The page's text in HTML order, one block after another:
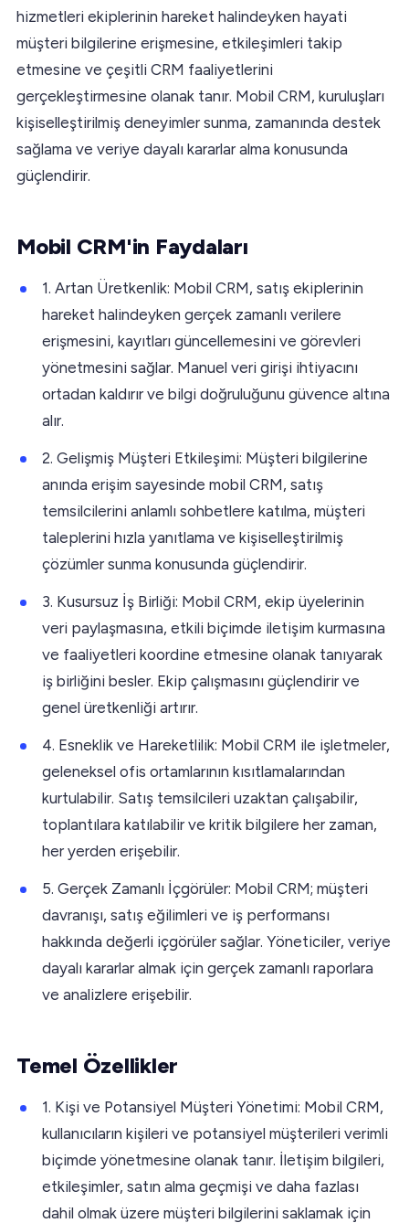
hizmetleri ekiplerinin hareket halindeyken hayati
müşteri bilgilerine erişmesine, etkileşimleri takip
etmesine ve çeşitli CRM faaliyetlerini
gerçekleştirmesine olanak tanır. Mobil CRM, kuruluşları
kişiselleştirilmiş deneyimler sunma, zamanında destek
sağlama ve veriye dayalı kararlar alma konusunda
güçlendirir.
Mobil CRM'in Faydaları
1. Artan Üretkenlik: Mobil CRM, satış ekiplerinin
hareket halindeyken gerçek zamanlı verilere
erişmesini, kayıtları güncellemesini ve görevleri
yönetmesini sağlar. Manuel veri girişi ihtiyacını
ortadan kaldırır ve bilgi doğruluğunu güvence altına
alır.
2. Gelişmiş Müşteri Etkileşimi: Müşteri bilgilerine
anında erişim sayesinde mobil CRM, satış
temsilcilerini anlamlı sohbetlere katılma, müşteri
taleplerini hızla yanıtlama ve kişiselleştirilmiş
çözümler sunma konusunda güçlendirir.
3. Kusursuz İş Birliği: Mobil CRM, ekip üyelerinin
veri paylaşmasına, etkili biçimde iletişim kurmasına
ve faaliyetleri koordine etmesine olanak tanıyarak
iş birliğini besler. Ekip çalışmasını güçlendirir ve
genel üretkenliği artırır.
4. Esneklik ve Hareketlilik: Mobil CRM ile işletmeler,
geleneksel ofis ortamlarının kısıtlamalarından
kurtulabilir. Satış temsilcileri uzaktan çalışabilir,
toplantılara katılabilir ve kritik bilgilere her zaman,
her yerden erişebilir.
5. Gerçek Zamanlı İçgörüler: Mobil CRM; müşteri
davranışı, satış eğilimleri ve iş performansı
hakkında değerli içgörüler sağlar. Yöneticiler, veriye
dayalı kararlar almak için gerçek zamanlı raporlara
ve analizlere erişebilir.
Temel Özellikler
1. Kişi ve Potansiyel Müşteri Yönetimi: Mobil CRM,
kullanıcıların kişileri ve potansiyel müşterileri verimli
biçimde yönetmesine olanak tanır. İletişim bilgileri,
etkileşimler, satın alma geçmişi ve daha fazlası
dahil olmak üzere müşteri bilgilerini saklamak için